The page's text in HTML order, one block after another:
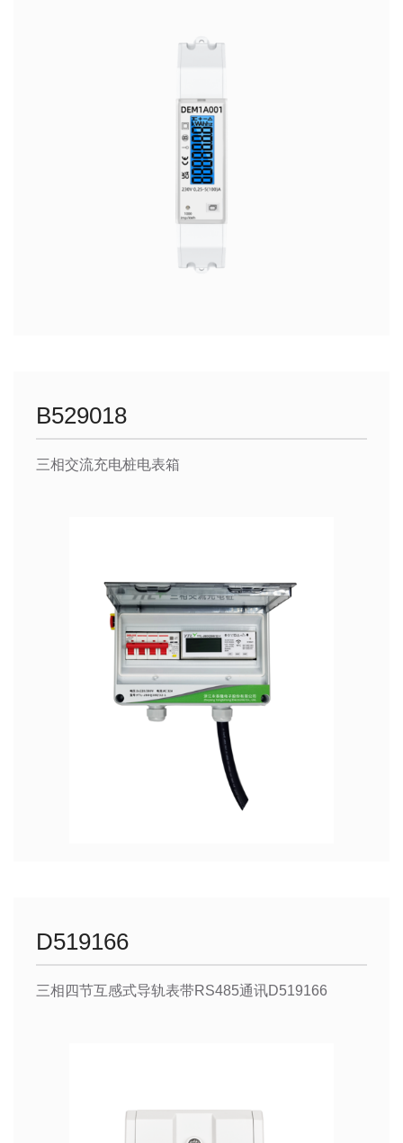
B529018
三相交流充电桩电表箱
D519166
三相四节互感式导轨表带RS485通讯D519166